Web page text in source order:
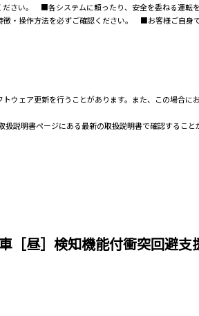
ださい。 ■各システムに頼ったり、安全を委ねる運転
・操作方法を必ずご確認ください。 ■お客様ご自身
ウェア更新を行うことがあります。また、この場合に
説明書ページにある最新の取扱説明書で確認すること
［昼］検知機能付衝突回避支